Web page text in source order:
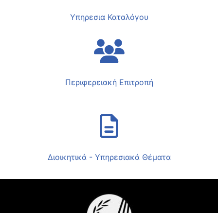
Υπηρεσια Καταλόγου
Περιφερειακή Επιτροπή
Διοικητικά - Υπηρεσιακά Θέματα